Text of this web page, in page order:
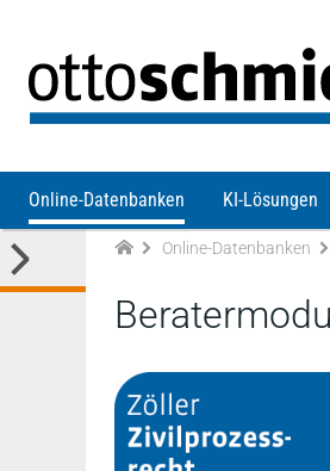
Online-Datenbanken KI-Lösungen
Online-Datenbanken